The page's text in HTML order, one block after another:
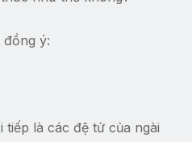
đồng ý:
là các đệ tử của ngài